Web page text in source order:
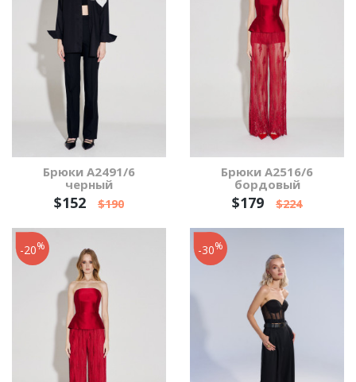
Брюки А2491/6
черный
$152 $190
Брюки А2516/6
бордовый
$179 $224
-20% -30%